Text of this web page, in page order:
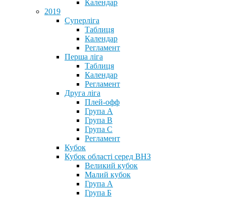
Календар
2019
Суперліга
Таблиця
Календар
Регламент
Перша ліга
Таблиця
Календар
Регламент
Друга ліга
Плей-офф
Група А
Група В
Група С
Регламент
Кубок
Кубок області серед ВНЗ
Великий кубок
Малий кубок
Група А
Група Б